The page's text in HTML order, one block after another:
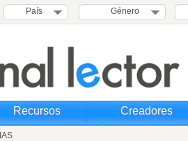
País Género
Recursos Creadores